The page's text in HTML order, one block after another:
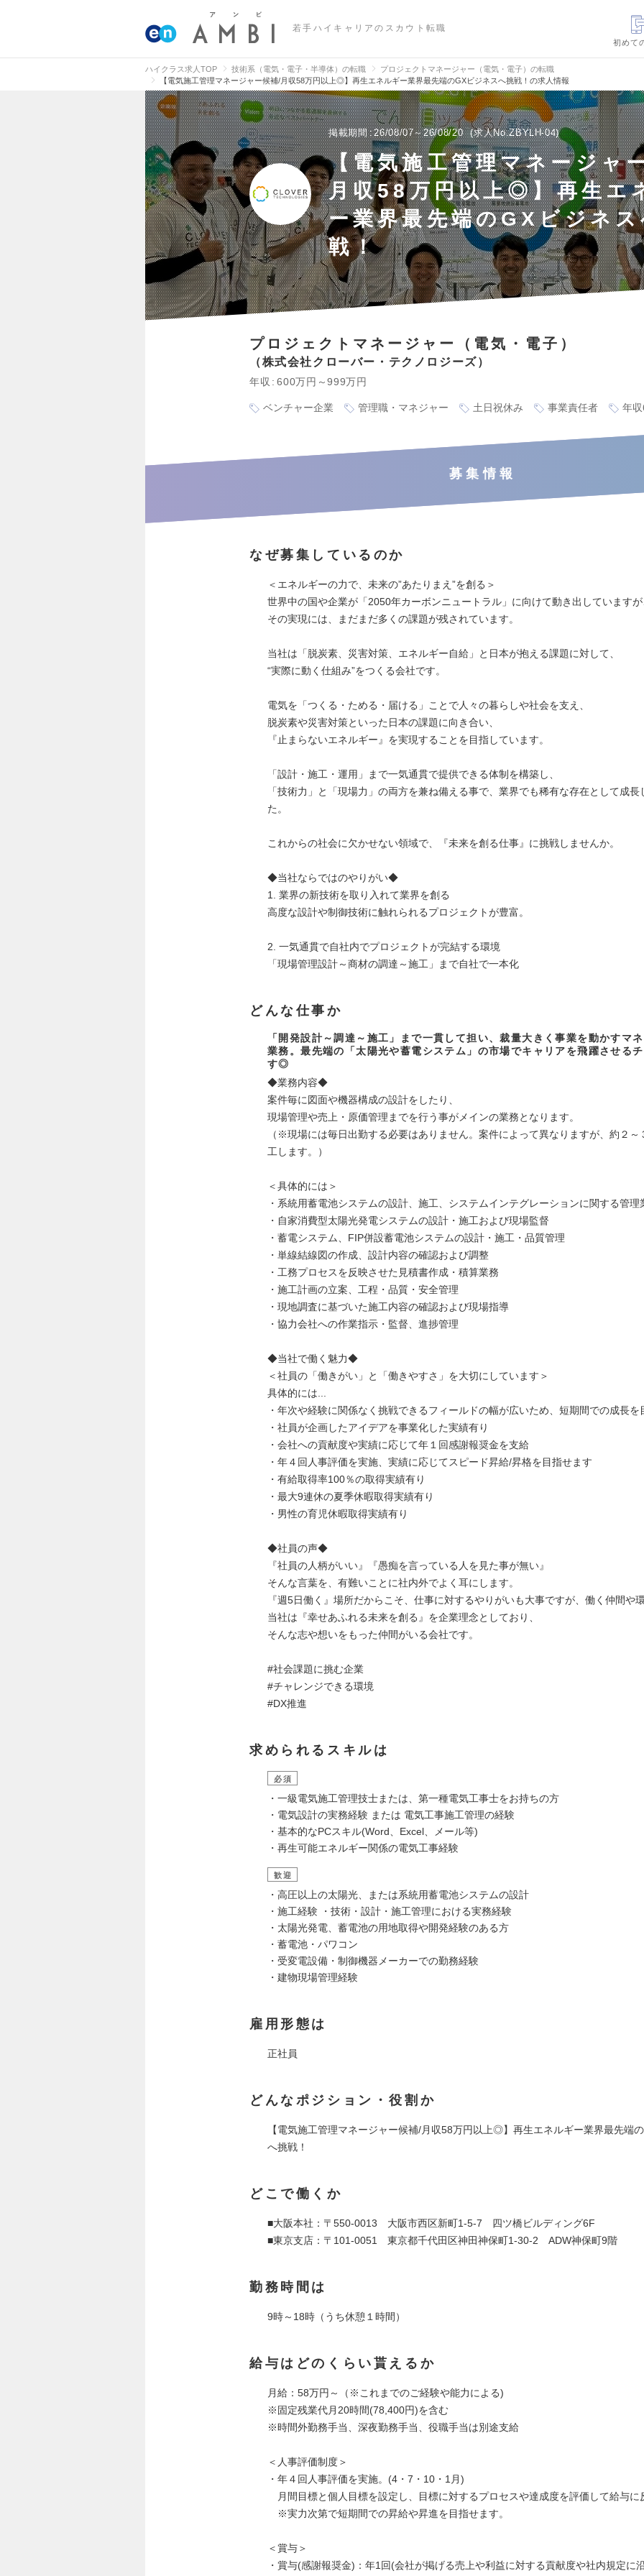
若手ハイキャリアのスカウト転職
初めて
ハイクラス求人TOP 技術系（電気・電子・半導体）の転職
プロジェクトマネージャー（電気・電子）の転職
【電気施工管理マネージャー候補/月収58万円以上◎】再生エネルギー業界最先端のGXビジネスへ挑戦！の求人情報
掲載期間 26/08/07～26/08/20 求人No.ZBYLH-04
【電気施工管理マネージャ
月収58万円以上◎】再生エ
ー業界最先端のGXビジネ
戦！
プロジェクトマネージャー（電気・電子）
株式会社クローバー・テクノロジーズ
年収 600万円～999万円
ベンチャー企業 管理職・マネジャー 土日祝休み 事業責任者 年
募集情報
なぜ募集しているのか
＜エネルギーの力で、未来の”あたりまえ”を創る＞
世界中の国や企業が「2050年カーボンニュートラル」に向けて動き出していますが
その実現には、まだまだ多くの課題が残されています。
当社は「脱炭素、災害対策、エネルギー自給」と日本が抱える課題に対して、
“実際に動く仕組み”をつくる会社です。
電気を「つくる・ためる・届ける」ことで人々の暮らしや社会を支え、
脱炭素や災害対策といった日本の課題に向き合い、
『止まらないエネルギー』を実現することを目指しています。
「設計・施工・運用」まで一気通貫で提供できる体制を構築し、
「技術力」と「現場力」の両方を兼ね備える事で、業界でも稀有な存在として成長
た。
これからの社会に欠かせない領域で、『未来を創る仕事』に挑戦しませんか。
◆当社ならではのやりがい◆
1. 業界の新技術を取り入れて業界を創る
高度な設計や制御技術に触れられるプロジェクトが豊富。
2. 一気通貫で自社内でプロジェクトが完結する環境
「現場管理設計～商材の調達～施工」まで自社で一本化
どんな仕事か
「開発設計～調達～施工」まで一貫して担い、裁量大きく事業を動かすマ
業務。最先端の「太陽光や蓄電システム」の市場でキャリアを飛躍させる
す◎
◆業務内容◆
案件毎に図面や機器構成の設計をしたり、
現場管理や売上・原価管理までを行う事がメインの業務となります。
（※現場には毎日出勤する必要はありません。案件によって異なりますが、約２～
工します。）
＜具体的には＞
・系統用蓄電池システムの設計、施工、システムインテグレーションに関する管理
・自家消費型太陽光発電システムの設計・施工および現場監督
・蓄電システム、FIP併設蓄電池システムの設計・施工・品質管理
・単線結線図の作成、設計内容の確認および調整
・工務プロセスを反映させた見積書作成・積算業務
・施工計画の立案、工程・品質・安全管理
・現地調査に基づいた施工内容の確認および現場指導
・協力会社への作業指示・監督、進捗管理
◆当社で働く魅力◆
＜社員の「働きがい」と「働きやすさ」を大切にしています＞
具体的には...
・年次や経験に関係なく挑戦できるフィールドの幅が広いため、短期間での成長を
・社員が企画したアイデアを事業化した実績有り
・会社への貢献度や実績に応じて年１回感謝報奨金を支給
・年４回人事評価を実施、実績に応じてスピード昇給/昇格を目指せます
・有給取得率100％の取得実績有り
・最大9連休の夏季休暇取得実績有り
・男性の育児休暇取得実績有り
◆社員の声◆
『社員の人柄がいい』『愚痴を言っている人を見た事が無い』
そんな言葉を、有難いことに社内外でよく耳にします。
『週5日働く』場所だからこそ、仕事に対するやりがいも大事ですが、働く仲間や環
当社は『幸せあふれる未来を創る』を企業理念としており、
そんな志や想いをもった仲間がいる会社です。
#社会課題に挑む企業
#チャレンジできる環境
#DX推進
求められるスキルは
必須
・一級電気施工管理技士または、第一種電気工事士をお持ちの方
・電気設計の実務経験 または 電気工事施工管理の経験
・基本的なPCスキル(Word、Excel、メール等)
・再生可能エネルギー関係の電気工事経験
歓迎
・高圧以上の太陽光、または系統用蓄電池システムの設計
・施工経験 ・技術・設計・施工管理における実務経験
・太陽光発電、蓄電池の用地取得や開発経験のある方
・蓄電池・パワコン
・受変電設備・制御機器メーカーでの勤務経験
・建物現場管理経験
雇用形態は
正社員
どんなポジション・役割か
【電気施工管理マネージャー候補/月収58万円以上◎】再生エネルギー業界最先端
へ挑戦！
どこで働くか
■大阪本社：〒550-0013 大阪市西区新町1-5-7 四ツ橋ビルディング6F
■東京支店：〒101-0051 東京都千代田区神田神保町1-30-2 ADW神保町9階
勤務時間は
9時～18時（うち休憩１時間）
給与はどのくらい貰えるか
月給：58万円～（※これまでのご経験や能力による)
※固定残業代月20時間(78,400円)を含む
※時間外勤務手当、深夜勤務手当、役職手当は別途支給
＜人事評価制度＞
・年４回人事評価を実施。(4・7・10・1月)
月間目標と個人目標を設定し、目標に対するプロセスや達成度を評価して給与に
※実力次第で短期間での昇給や昇進を目指せます。
＜賞与＞
・賞与(感謝報奨金)：年1回(会社が掲げる売上や利益に対する貢献度や社内規定に